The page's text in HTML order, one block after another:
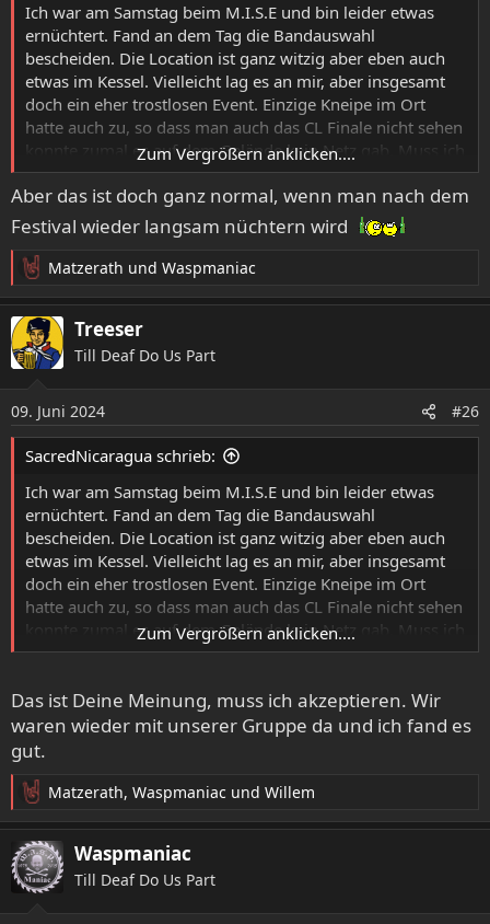
Ich war am Samstag beim M.I.S.E und bin leider etwas
ernüchtert. Fand an dem Tag die Bandauswahl
bescheiden. Die Location ist ganz witzig aber eben auch
etwas im Kessel. Vielleicht lag es an mir, aber insgesamt
doch ein eher trostlosen Event. Einzige Kneipe im Ort
hatte auch zu, so dass man auch das CL Finale nicht sehen
konnte zumal es auf dem Gelände kein Netz gab. Muss ich
nicht mehr haben.
Zum Vergrößern anklicken....
Aber das ist doch ganz normal, wenn man nach dem
Festival wieder langsam nüchtern wird
R
e
a
t
n
e
n
Matzerath und Waspmaniac
Treeser
Till Deaf Do Us Part
09. Juni 2024 #26
SacredNicaragua schrieb:
Ich war am Samstag beim M.I.S.E und bin leider etwas
ernüchtert. Fand an dem Tag die Bandauswahl
bescheiden. Die Location ist ganz witzig aber eben auch
etwas im Kessel. Vielleicht lag es an mir, aber insgesamt
doch ein eher trostlosen Event. Einzige Kneipe im Ort
hatte auch zu, so dass man auch das CL Finale nicht sehen
konnte zumal es auf dem Gelände kein Netz gab. Muss ich
nicht mehr haben.
Zum Vergrößern anklicken....
Das ist Deine Meinung, muss ich akzeptieren. Wir
waren wieder mit unserer Gruppe da und ich fand es
gut.
R
e
a
k
t
Matzerath, Waspmaniac und Willem
Waspmaniac
Till Deaf Do Us Part